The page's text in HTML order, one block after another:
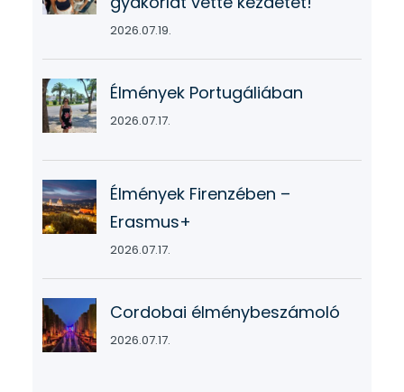
2026.07.19.
Élmények Portugáliában
2026.07.17.
Élmények Firenzében –
Erasmus+
2026.07.17.
Cordobai élménybeszámoló
2026.07.17.